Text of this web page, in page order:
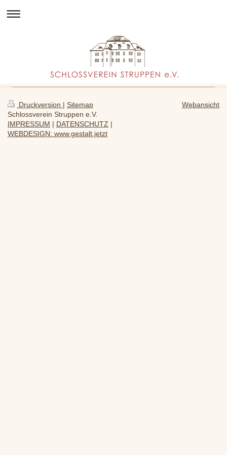
Druckversion | Sitemap
Schlossverein Struppen e.V.
IMPRESSUM | DATENSCHUTZ |
WEBDESIGN: www.gestalt.jetzt
Webansicht